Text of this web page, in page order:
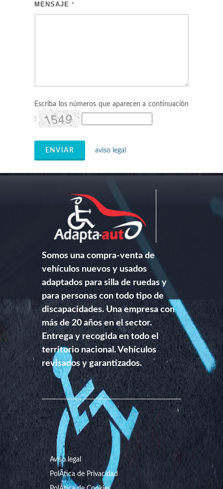
MENSAJE *
Escriba los números que aparecen a continuación
:
ENVIAR aviso legal
Somos una compra-venta de
vehículos nuevos y usados
adaptados para silla de ruedas y
para personas con todo tipo de
discapacidades. Una empresa con
más de 20 años en el sector.
Entrega y recogida en todo el
territorio nacional. Vehículos
revisados y garantizados.
Aviso legal
PolÃ­tica de Privacidad